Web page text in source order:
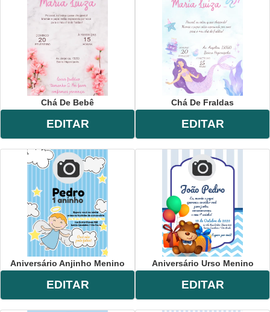
Chá De Bebê
EDITAR
Chá De Fraldas
EDITAR
Aniversário Anjinho Menino
EDITAR
Aniversário Urso Menino
EDITAR